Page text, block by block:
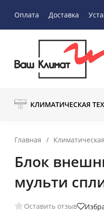
Оплата Доставка
КЛИМАТИЧЕСКАЯ
Главная /
Блок
мульти
Оставить отзыв